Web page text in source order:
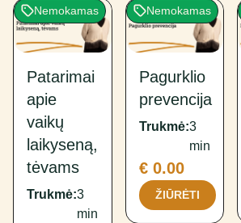
Nemokamas
Patarimai
apie
vaikų
laikyseną,
tėvams
Trukmė:3
min
Nemokamas
Pagurklio
prevencija
Trukmė:3
min
€ 0.00
ŽIŪRĖTI